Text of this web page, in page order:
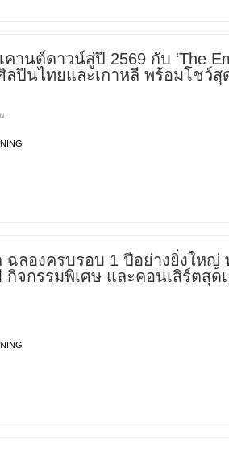
านต์ดาวน์สู่ปี 2569 กับ ‘The
ลปินไทยและเกาหลี พร้อมโชว์สุ
ฉลองครบรอบ 1 ปีอย่างยิ่งใหญ่
กิจกรรมพิเศษ และคอนเสิร์ตสุด